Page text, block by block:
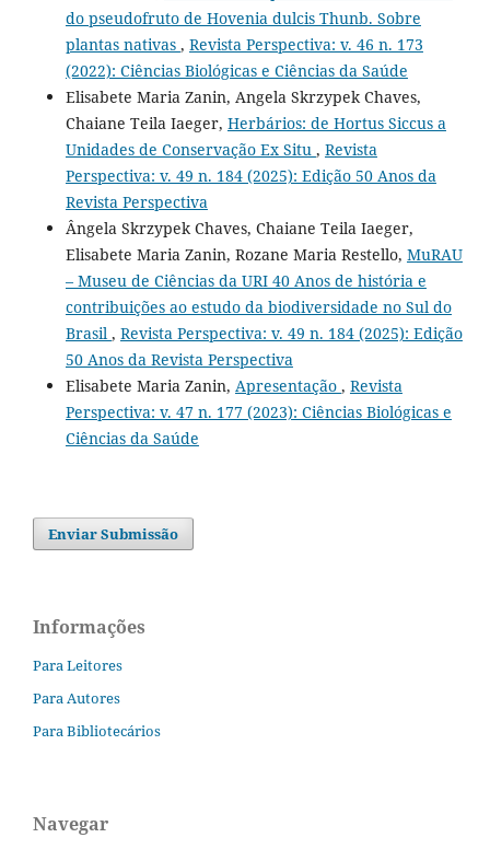
do pseudofruto de Hovenia dulcis Thunb. Sobre
plantas nativas , Revista Perspectiva: v. 46 n. 173
(2022): Ciências Biológicas e Ciências da Saúde
Elisabete Maria Zanin, Angela Skrzypek Chaves,
Chaiane Teila Iaeger, Herbários: de Hortus Siccus a
Unidades de Conservação Ex Situ , Revista
Perspectiva: v. 49 n. 184 (2025): Edição 50 Anos da
Revista Perspectiva
Ângela Skrzypek Chaves, Chaiane Teila Iaeger,
Elisabete Maria Zanin, Rozane Maria Restello, MuRAU
– Museu de Ciências da URI 40 Anos de história e
contribuições ao estudo da biodiversidade no Sul do
Brasil , Revista Perspectiva: v. 49 n. 184 (2025): Edição
50 Anos da Revista Perspectiva
Elisabete Maria Zanin, Apresentação , Revista
Perspectiva: v. 47 n. 177 (2023): Ciências Biológicas e
Ciências da Saúde
Enviar Submissão
Informações
Para Leitores
Para Autores
Para Bibliotecários
Navegar